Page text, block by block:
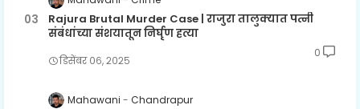
Rajura Brutal Murder Case | राजुरा तालुक्यात पत्नी
संबंधांच्या संशयातून निर्घृण हत्या
डिसेंबर ०६, २०२५
0
Mahawani Chandrapur